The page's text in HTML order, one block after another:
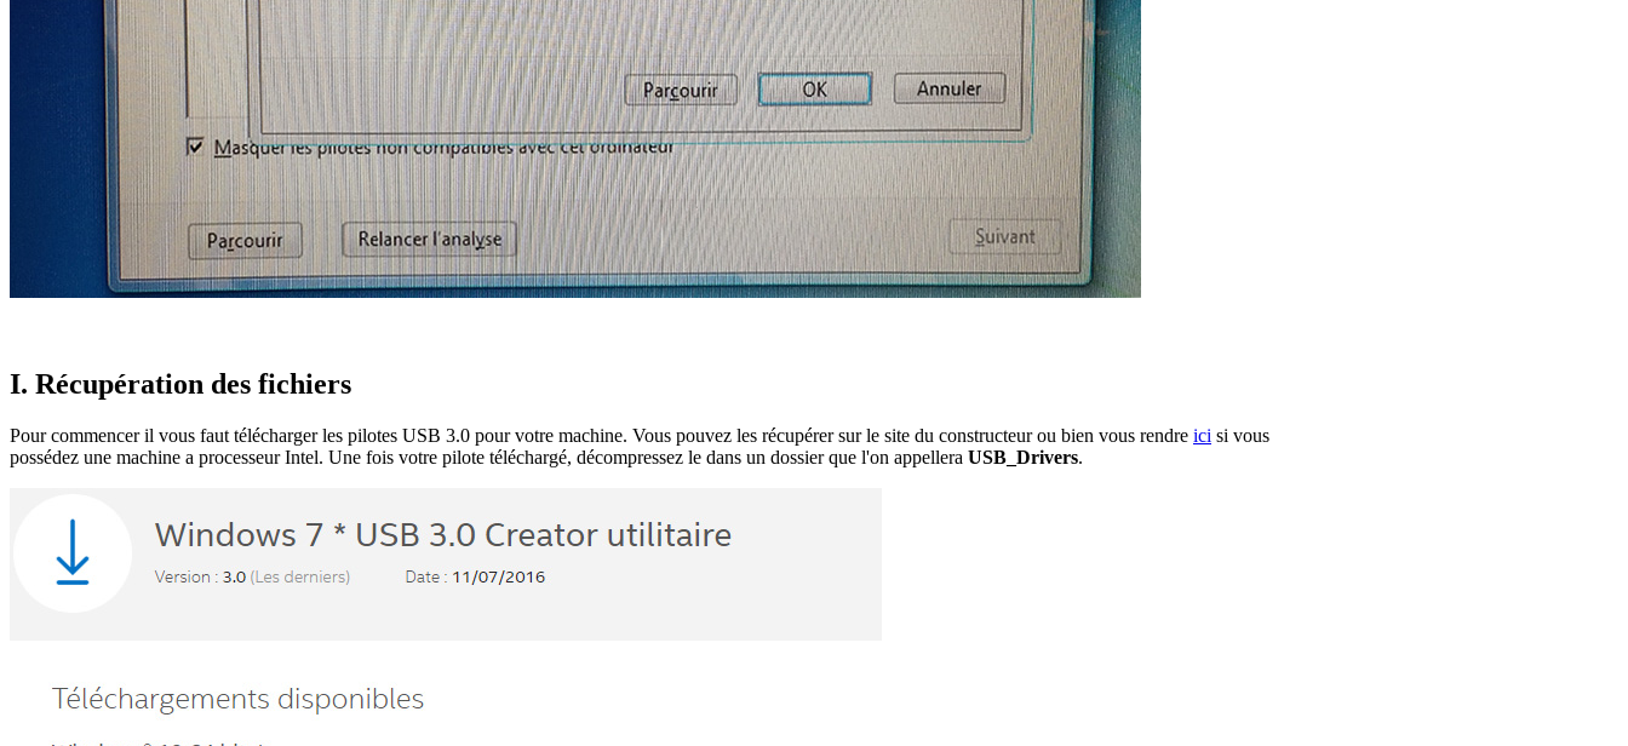
I. Récupération des fichiers
Pour commencer il vous faut télécharger les pilotes USB 3.0 pour votre machine. Vous pouvez les récupérer sur le site du constructeur ou bien vous rendre ici si vous
possédez une machine a processeur Intel. Une fois votre pilote téléchargé, décompressez le dans un dossier que l'on appellera USB_Drivers.